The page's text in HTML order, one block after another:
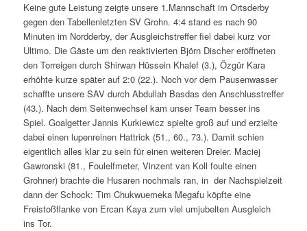
Keine gute Leistung zeigte unsere 1.Mannschaft im Ortsderby
gegen den Tabellenletzten SV Grohn. 4:4 stand es nach 90
Minuten im Nordderby, der Ausgleichstreffer fiel dabei kurz vor
Ultimo. Die Gäste um den reaktivierten Björn Discher eröffneten
den Torreigen durch Shirwan Hüssein Khalef (3.), Özgür Kara
erhöhte kurze später auf 2:0 (22.). Noch vor dem Pausenwasser
schaffte unsere SAV durch Abdullah Basdas den Anschlusstreffer
(43.). Nach dem Seitenwechsel kam unser Team besser ins
Spiel. Goalgetter Jannis Kurkiewicz spielte groß auf und erzielte
dabei einen lupenreinen Hattrick (51., 60., 73.). Damit schien
eigentlich alles klar zu sein für einen weiteren Dreier. Maciej
Gawronski (81., Foulelfmeter, Vinzent van Koll foulte einen
Grohner) brachte die Husaren nochmals ran, in der Nachspielzeit
dann der Schock: Tim Chukwuemeka Megafu köpfte eine
Freistoßflanke von Ercan Kaya zum viel umjubelten Ausgleich
ins Tor.